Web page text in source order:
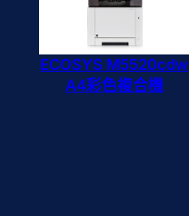
ECOSYS M5520cdw
A4彩色複合機